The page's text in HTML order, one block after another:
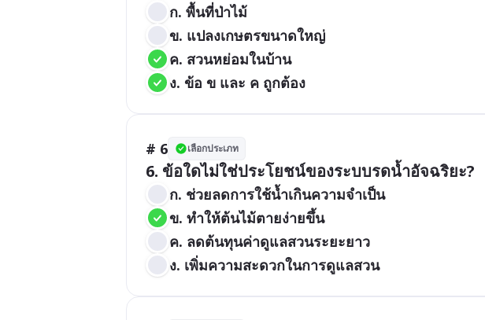
ก. พื้นที่ป่าไม้
ข. แปลงเกษตรขนาดใหญ่
ค. สวนหย่อมในบ้าน
ง. ข้อ ข และ ค ถูกต้อง
# 6 เลือกประเภท
ก. ช่วยลดการใช้น้ำเกินความจำเป็น
ข. ทำให้ต้นไม้ตายง่ายขึ้น
ค. ลดต้นทุนค่าดูแลสวนระยะยาว
ง. เพิ่มความสะดวกในการดูแลสวน